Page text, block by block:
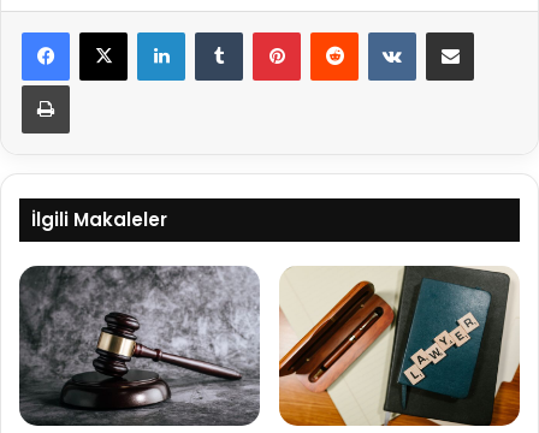
LinkedInTumblr PinterestReddit VKontakteE-Posta ile paylaş
Yazdır
İlgili Makaleler